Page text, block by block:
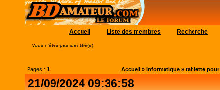
Accueil Liste des membres Recherche
Vous n'êtes pas identifié(e).
Pages : 1 Accueil » Informatique » tablette
21/09/2024 09:36:58